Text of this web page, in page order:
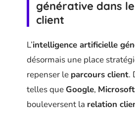
générative dans
client
L’intelligence artificielle
désormais une place
repenser le parcours client.
telles que Google, Microsoft
bouleversent la relation